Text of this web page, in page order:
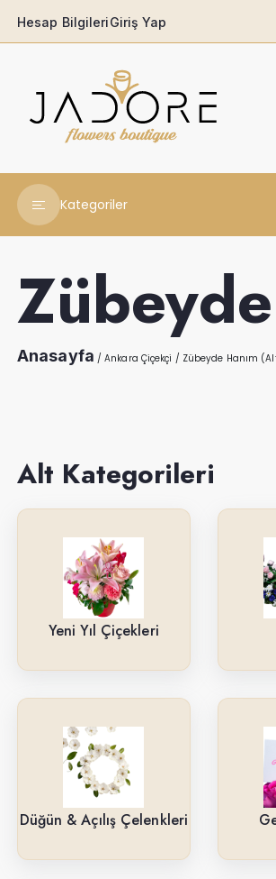
Hesap BilgileriGiriş Yap
Kategoriler
Babaya
Yeni İş-Terfi
Kutuda Çiçekler
Doğum Gününe
Düğün & Açılış Çelenkleri
Saksı Çiçekleri
Yıl Dönümüne
Güller
Cenaze & Tören Çelenkleri
Anasayfa / Ankara Çiçekçi / Zübeyde Hanım
Alt Kategorileri
Yeni Yıl Çiçekleri
Düğün & Açılış Çelenkleri